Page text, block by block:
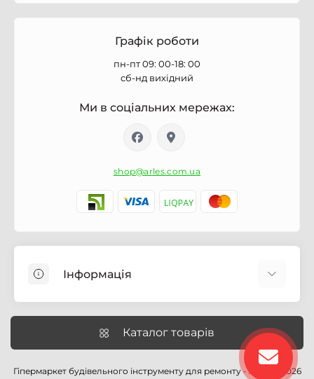
Графік роботи
пн-пт 09: 00-18: 00
сб-нд вихідний
Ми в соціальних мережах:
shop@arles.com.ua
Інформація
Про магазин Arles.com.ua
Умови обслуговування
Умови оформлення замовлення
Каталог товарів
Гіпермаркет будівельного інструменту для ремонту - Arles © 2026